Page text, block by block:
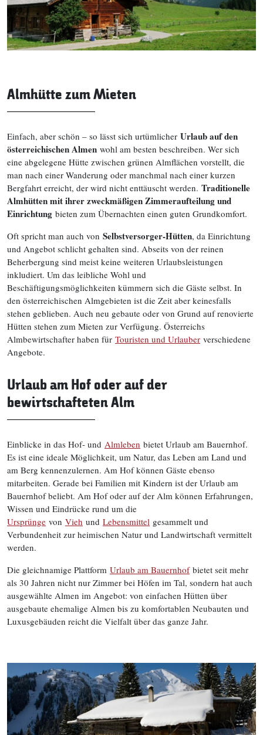
Almhütte zum Mieten
Einfach, aber schön – so lässt sich urtümlicher Urlaub auf den
österreichischen Almen wohl am besten beschreiben. Wer sich
eine abgelegene Hütte zwischen grünen Almflächen vorstellt, die
man nach einer Wanderung oder manchmal nach einer kurzen
Bergfahrt erreicht, der wird nicht enttäuscht werden. Traditionelle
Almhütten mit ihrer zweckmäßigen Zimmeraufteilung und
Einrichtung bieten zum Übernachten einen guten Grundkomfort.
Oft spricht man auch von Selbstversorger-Hütten, da Einrichtung
und Angebot schlicht gehalten sind. Abseits von der reinen
Beherbergung sind meist keine weiteren Urlaubsleistungen
inkludiert. Um das leibliche Wohl und
Beschäftigungsmöglichkeiten kümmern sich die Gäste selbst. In
den österreichischen Almgebieten ist die Zeit aber keinesfalls
stehen geblieben. Auch neu gebaute oder von Grund auf renovierte
Hütten stehen zum Mieten zur Verfügung. Österreichs
Almbewirtschafter haben für Touristen und Urlauber verschiedene
Angebote.
Urlaub am Hof oder auf der
bewirtschafteten Alm
Einblicke in das Hof- und Almleben bietet Urlaub am Bauernhof.
Es ist eine ideale Möglichkeit, um Natur, das Leben am Land und
am Berg kennenzulernen. Am Hof können Gäste ebenso
mitarbeiten. Gerade bei Familien mit Kindern ist der Urlaub am
Bauernhof beliebt. Am Hof oder auf der Alm können Erfahrungen,
Wissen und Eindrücke rund um die
Ursprünge von Vieh und Lebensmittel gesammelt und
Verbundenheit zur heimischen Natur und Landwirtschaft vermittelt
werden.
Die gleichnamige Plattform Urlaub am Bauernhofbietet seit mehr
als 30 Jahren nicht nur Zimmer bei Höfen im Tal, sondern hat auch
ausgewählte Almen im Angebot: von einfachen Hütten über
ausgebaute ehemalige Almen bis zu komfortablen Neubauten und
Luxusgebäuden reicht die Vielfalt über das ganze Jahr.